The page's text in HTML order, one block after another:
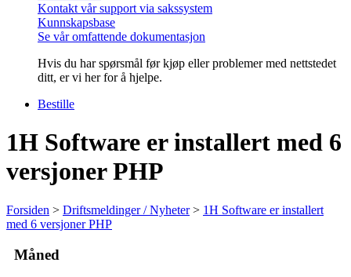
Kontakt vår support via sakssystem
Kunnskapsbase
Se vår omfattende dokumentasjon
Hvis du har spørsmål før kjøp eller problemer med nettstedet
ditt, er vi her for å hjelpe.
Bestille
1H Software er installert med 6
versjoner PHP
Forsiden > Driftsmeldinger / Nyheter> 1H Software er installert
med 6 versjoner PHP
Måned